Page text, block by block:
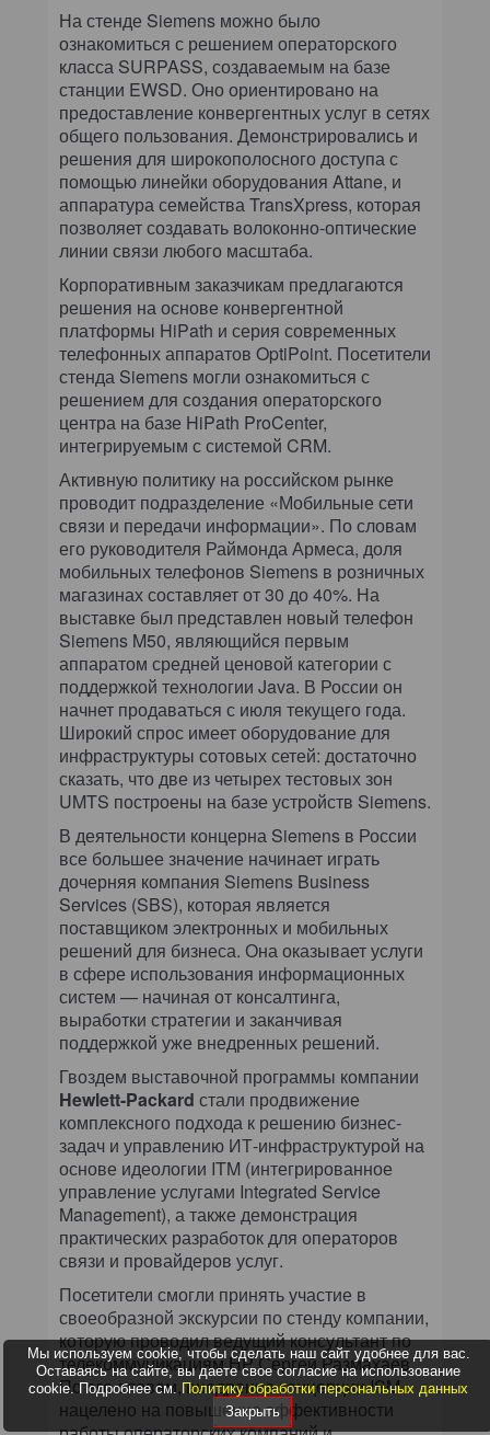
На стенде Siemens можно было
ознакомиться с решением операторского
класса SURPASS, создаваемым на базе
станции EWSD. Оно ориентировано на
предоставление конвергентных услуг в сетях
общего пользования. Демонстрировались и
решения для широкополосного доступа с
помощью линейки оборудования Attane, и
аппаратура семейства TransXpress, которая
позволяет создавать волоконно-оптические
линии связи любого масштаба.
Корпоративным заказчикам предлагаются
решения на основе конвергентной
платформы HiPath и серия современных
телефонных аппаратов OptiPoint. Посетители
стенда Siemens могли ознакомиться с
решением для создания операторского
центра на базе HiPath ProCenter,
интегрируемым с системой CRM.
Активную политику на российском рынке
проводит подразделение «Мобильные сети
связи и передачи информации». По словам
его руководителя Раймонда Армеса, доля
мобильных телефонов Siemens в розничных
магазинах составляет от 30 до 40%. На
выставке был представлен новый телефон
Siemens M50, являющийся первым
аппаратом средней ценовой категории с
поддержкой технологии Java. В России он
начнет продаваться с июля текущего года.
Широкий спрос имеет оборудование для
инфраструктуры сотовых сетей: достаточно
сказать, что две из четырех тестовых зон
UMTS построены на базе устройств Siemens.
В деятельности концерна Siemens в России
все большее значение начинает играть
дочерняя компания Siemens Business
Services (SBS), которая является
поставщиком электронных и мобильных
решений для бизнеса. Она оказывает услуги
в сфере использования информационных
систем — начиная от консалтинга,
выработки стратегии и заканчивая
поддержкой уже внедренных решений.
Гвоздем выставочной программы компании
Hewlett-Packard стали продвижение
комплексного подхода к решению бизнес-
задач и управлению ИТ-инфраструктурой на
основе идеологии ITM (интегрированное
управление услугами Integrated Service
Management), а также демонстрация
практических разработок для операторов
связи и провайдеров услуг.
Посетители смогли принять участие в
своеобразной экскурсии по стенду компании,
которую проводил ведущий консультант по
телекоммуникациям НР Сергей Размахаев.
По его словам, внедрение концепции ISM
нацелено на повышение эффективности
Мы используем cookie, чтобы сделать наш сайт удобнее для вас.
Оставаясь на сайте, вы даете свое согласие на использование
cookie. Подробнее см. Политику обработки персональных данных
Закрыть